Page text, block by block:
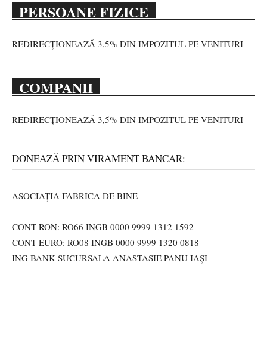
PERSOANE FIZICE
REDIRECȚIONEAZĂ 3,5% DIN IMPOZITUL PE VENITURI
COMPANII
REDIRECȚIONEAZĂ 3,5% DIN IMPOZITUL PE VENITURI
DONEAZĂ PRIN VIRAMENT BANCAR:
ASOCIAȚIA FABRICA DE BINE
CONT RON: RO66 INGB 0000 9999 1312 1592
CONT EURO: RO08 INGB 0000 9999 1320 0818
ING BANK SUCURSALA ANASTASIE PANU IAȘI